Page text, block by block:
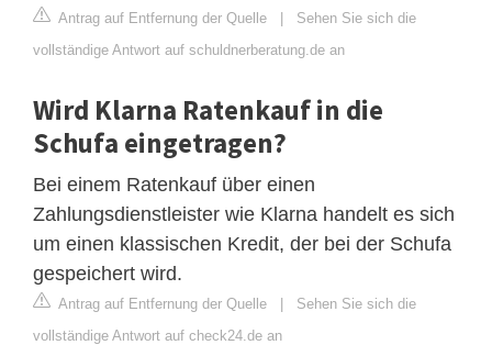
Antrag auf Entfernung der Quelle | Sehen Sie sich die
vollständige Antwort auf schuldnerberatung.de an
Wird Klarna Ratenkauf in die
Schufa eingetragen?
Bei einem Ratenkauf über einen
Zahlungsdienstleister wie Klarna handelt es sich
um einen klassischen Kredit, der bei der Schufa
gespeichert wird.
Antrag auf Entfernung der Quelle | Sehen Sie sich die
vollständige Antwort auf check24.de an